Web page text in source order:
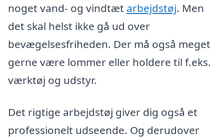
noget vand- og vindtæt arbejdstøj. Men
det skal helst ikke gå ud over
bevægelsesfriheden. Der må også meget
gerne være lommer eller holdere til f.eks.
værktøj og udstyr.
Det rigtige arbejdstøj giver dig også et
professionelt udseende. Og derudover